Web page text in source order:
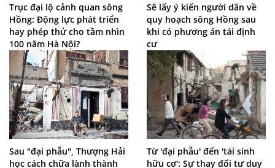
Trục đại lộ cảnh quan sông
Hồng: Động lực phát triển
hay phép thử cho tầm nhìn
100 năm Hà Nội?
Sẽ lấy ý kiến người dân về
quy hoạch sông Hồng sau
khi có phương án tái định
cư
Sau "đại phẫu", Thượng Hải
học cách chữa lành thành
Từ 'đại phẫu' đến 'tái sinh
hữu cơ': Sự thay đổi tư duy